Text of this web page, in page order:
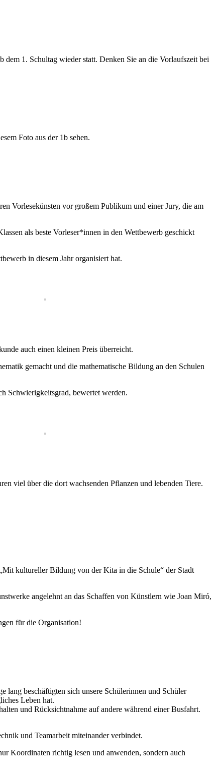
dem 1. Schultag wieder statt. Denken Sie an die Vorlaufszeit bei
Foto aus der 1b sehen.
Vorlesekünsten vor großem Publikum und einer Jury, die am
als beste Vorleser*innen in den Wettbewerb geschickt
in diesem Jahr organisiert hat.
auch einen kleinen Preis überreicht.
gemacht und die mathematische Bildung an den Schulen
Schwierigkeitsgrad, bewertet werden.
viel über die dort wachsenden Pflanzen und lebenden Tiere.
kultureller Bildung von der Kita in die Schule“ der Stadt
angelehnt an das Schaffen von Künstlern wie Joan Miró,
für die Organisation!
lang beschäftigten sich unsere Schülerinnen und Schüler
Leben hat.
und Rücksichtnahme auf andere während einer Busfahrt.
und Teamarbeit miteinander verbindet.
Koordinaten richtig lesen und anwenden, sondern auch